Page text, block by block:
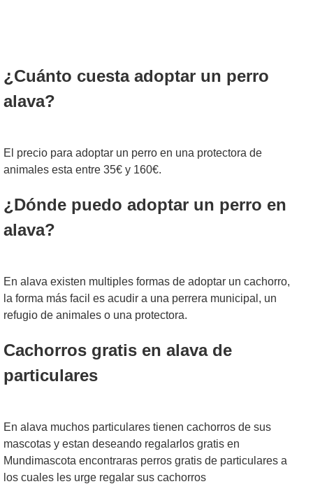
¿Cuánto cuesta adoptar un perro
alava?
El precio para adoptar un perro en una protectora de
animales esta entre 35€ y 160€.
¿Dónde puedo adoptar un perro en
alava?
En alava existen multiples formas de adoptar un cachorro,
la forma más facil es acudir a una perrera municipal, un
refugio de animales o una protectora.
Cachorros gratis en alava de
particulares
En alava muchos particulares tienen cachorros de sus
mascotas y estan deseando regalarlos gratis en
Mundimascota encontraras perros gratis de particulares a
los cuales les urge regalar sus cachorros